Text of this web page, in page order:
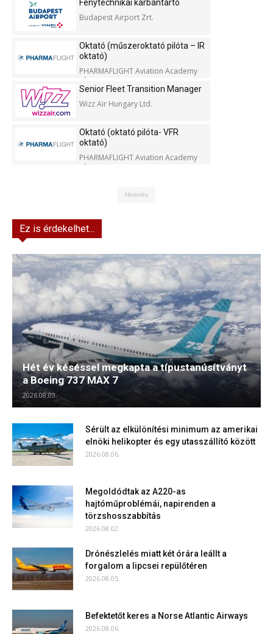
Fénytechnikai karbantartó
Budapest Airport Zrt.
Oktató (műszeroktató pilóta – IR
oktató)
PHARMAFLIGHT Aviation Academy
Kft.
Senior Fleet Transition Manager
Wizz Air Hungary Ltd.
Oktató (oktató pilóta- VFR
oktató)
PHARMAFLIGHT Aviation Academy
Kft.
Hirdetés
Ez is érdekelhet...
Hét év késéssel megkapta a típustanúsítványt
a Boeing 737 MAX 7
2026.08.03.
Sérült az elkülönítési minimum az amerikai
elnöki helikopter és egy utasszállító között
2026.08.06.
Megoldódtak az A220-as
hajtóműproblémái, napirenden a
törzshosszabbítás
2026.08.02.
Drónészlelés miatt két órára leállt a
forgalom a lipcsei repülőtéren
2026.08.05.
Befektetőt keres a Norse Atlantic Airways
2026.08.06.